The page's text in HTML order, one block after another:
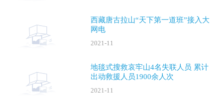
西藏唐古拉山“天下第一道班”接入大
网电
2021-11
地毯式搜救哀牢山4名失联人员 累计
出动救援人员1900余人次
2021-11